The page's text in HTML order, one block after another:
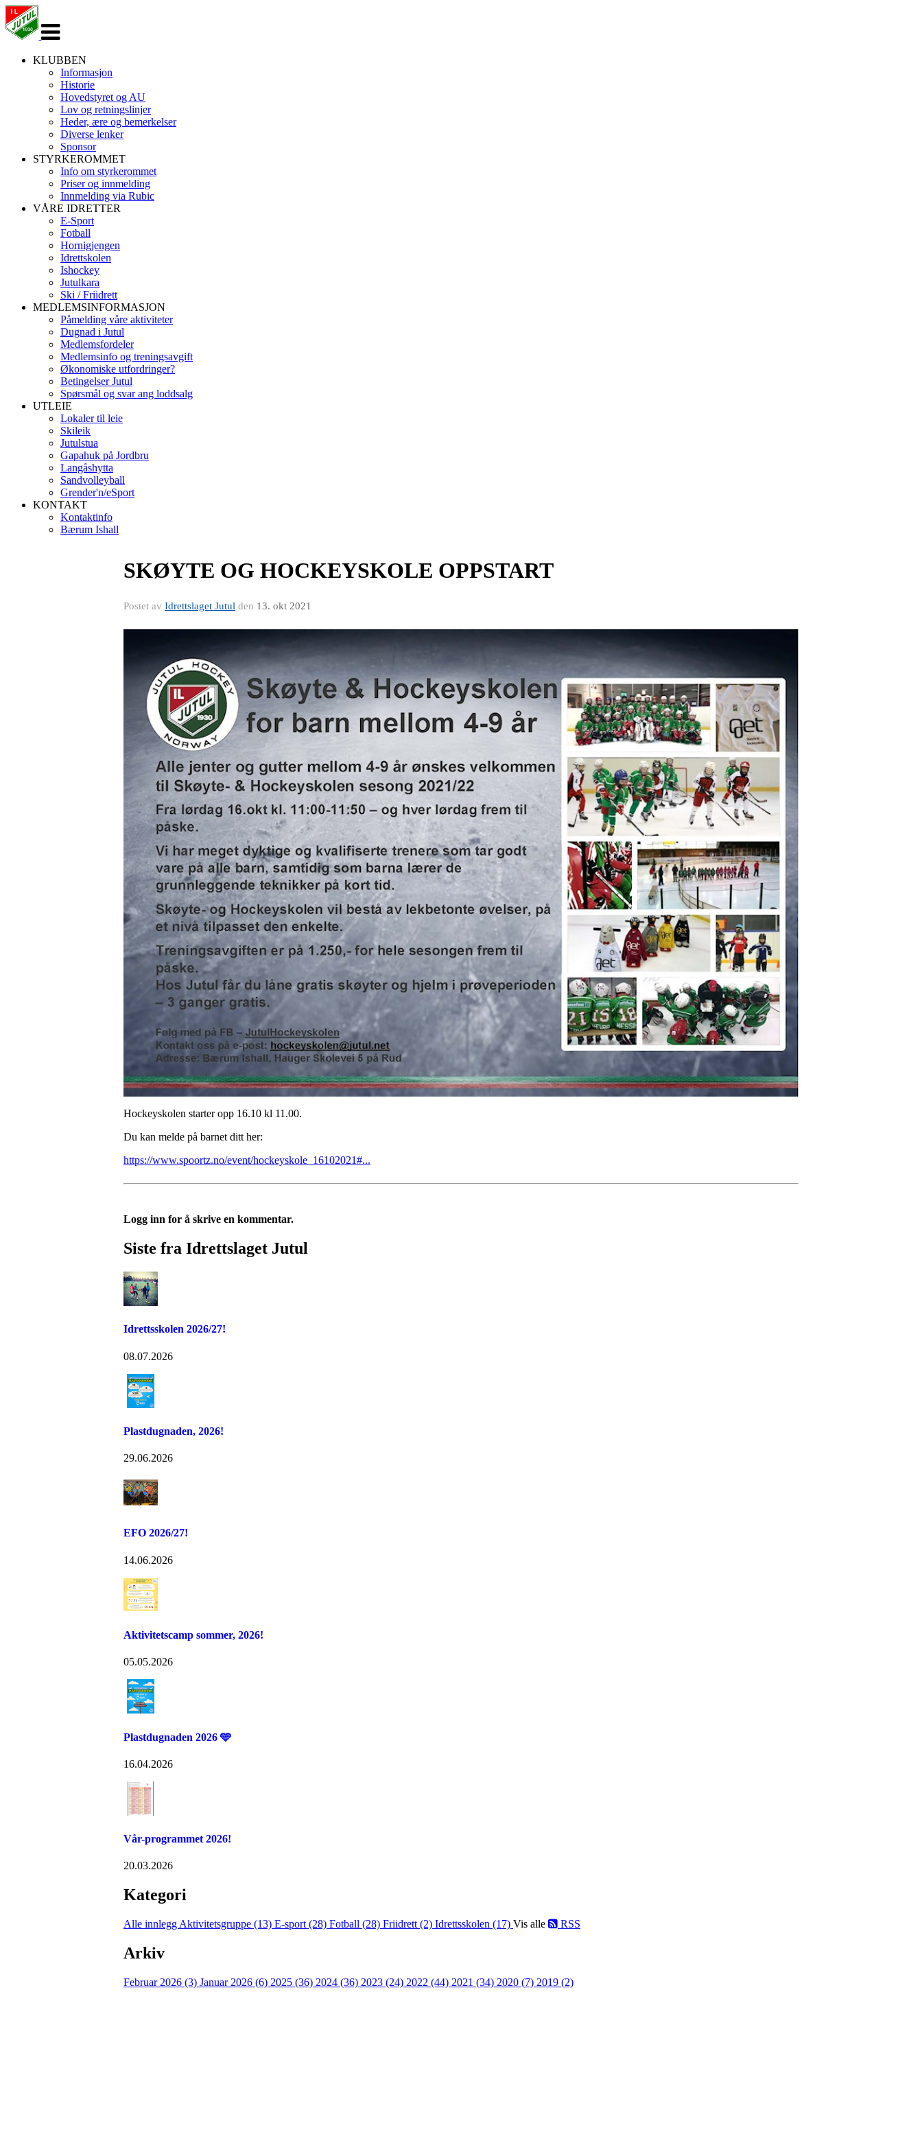
navigasjon
KLUBBEN
Informasjon
Historie
Hovedstyret og AU
Lov og retningslinjer
Heder, ære og bemerkelser
Diverse lenker
Sponsor
STYRKEROMMET
Info om styrkerommet
Priser og innmelding
Innmelding via Rubic
VÅRE IDRETTER
E-Sport
Fotball
Hornigjengen
Idrettskolen
Ishockey
Jutulkara
Ski / Friidrett
MEDLEMSINFORMASJON
Påmelding våre aktiviteter
Dugnad i Jutul
Medlemsfordeler
Medlemsinfo og treningsavgift
Økonomiske utfordringer?
Betingelser Jutul
Spørsmål og svar ang loddsalg
UTLEIE
Lokaler til leie
Skileik
Jutulstua
Gapahuk på Jordbru
Langåshytta
Sandvolleyball
Grender'n/eSport
KONTAKT
Kontaktinfo
Bærum Ishall
SKØYTE OG HOCKEYSKOLE OPPSTART
Postet av Idrettslaget Jutul den 13. okt 2021
Hockeyskolen starter opp 16.10 kl 11.00.
Du kan melde på barnet ditt her:
https://www.spoortz.no/event/hockeyskole_16102021#...
Logg inn for å skrive en kommentar.
Siste fra Idrettslaget Jutul
Idrettsskolen 2026/27!
08.07.2026
Plastdugnaden, 2026!
29.06.2026
EFO 2026/27!
14.06.2026
Aktivitetscamp sommer, 2026!
05.05.2026
Plastdugnaden 2026 🩵
16.04.2026
Vår-programmet 2026!
20.03.2026
Kategori
Alle innlegg Aktivitetsgruppe (13) E-sport (28) Fotball (28) Friidrett (2) Idrettsskolen (17) Vis alle RSS
Arkiv
Februar 2026 (3) Januar 2026 (6) 2025 (36) 2024 (36) 2023 (24) 2022 (44) 2021 (34) 2020 (7) 2019 (2)